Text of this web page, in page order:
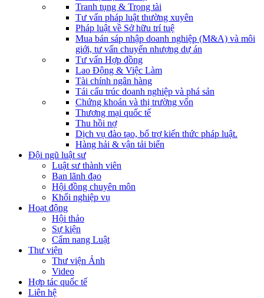
Tranh tụng & Trọng tài
Tư vấn pháp luật thường xuyên
Pháp luật về Sở hữu trí tuệ
Mua bán sáp nhập doanh nghiệp (M&A) và môi
giới, tư vấn chuyển nhượng dự án
Tư vấn Hợp đồng
Lao Động & Việc Làm
Tài chính ngân hàng
Tái cấu trúc doanh nghiệp và phá sản
Chứng khoán và thị trường vốn
Thương mại quốc tế
Thu hồi nợ
Dịch vụ đào tạo, bổ trợ kiến thức pháp luật.
Hàng hải & vận tải biển
Đội ngũ luật sư
Luật sư thành viên
Ban lãnh đạo
Hội đồng chuyên môn
Khối nghiệp vụ
Hoạt động
Hội thảo
Sự kiện
Cẩm nang Luật
Thư viện
Thư viện Ảnh
Video
Hợp tác quốc tế
Liên hệ